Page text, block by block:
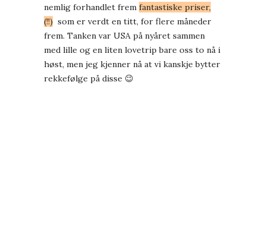
nemlig forhandlet frem fantastiske priser,
(!!) som er verdt en titt, for flere måneder
frem. Tanken var USA på nyåret sammen
med lille og en liten lovetrip bare oss to nå i
høst, men jeg kjenner nå at vi kanskje bytter
rekkefølge på disse 😉